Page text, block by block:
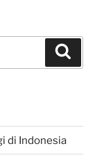
di Indonesia